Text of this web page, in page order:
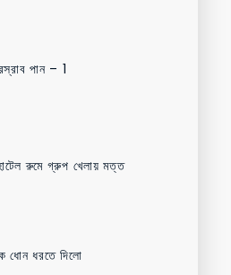
পান – 1
রুমে গ্রুপ খেলায় মত্ত
ধোন ধরতে দিলো